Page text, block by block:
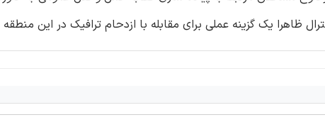
ظاهرا یک گزینه عملی برای مقابله با ازدحام ترافیک در این